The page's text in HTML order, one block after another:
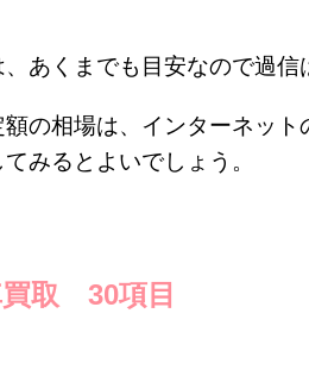
あくまでも目安なので過信
の相場は、インターネット
みるとよいでしょう。
買取 30項目